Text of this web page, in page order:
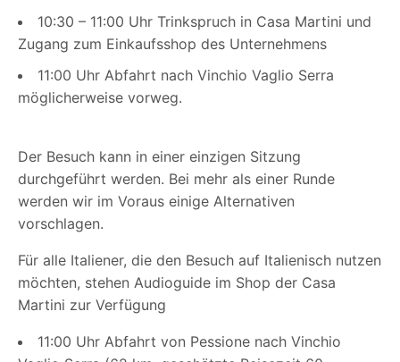
10:30 – 11:00 Uhr Trinkspruch in Casa Martini und
Zugang zum Einkaufsshop des Unternehmens
11:00 Uhr Abfahrt nach Vinchio Vaglio Serra
möglicherweise vorweg.
Der Besuch kann in einer einzigen Sitzung
durchgeführt werden. Bei mehr als einer Runde
werden wir im Voraus einige Alternativen
vorschlagen.
Für alle Italiener, die den Besuch auf Italienisch nutzen
möchten, stehen Audioguide im Shop der Casa
Martini zur Verfügung
11:00 Uhr Abfahrt von Pessione nach Vinchio